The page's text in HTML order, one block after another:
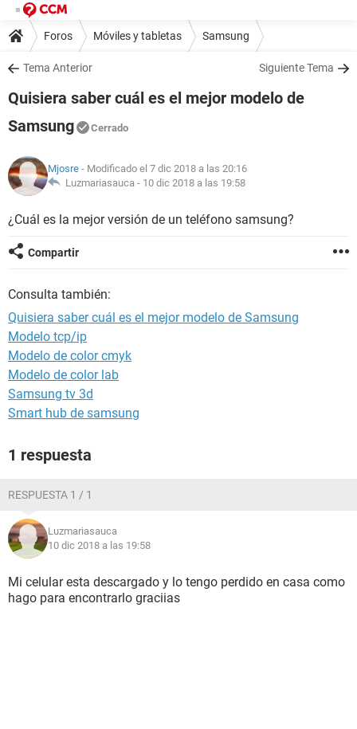
Foros Móviles y tabletas Samsung
Tema Anterior Siguiente Tema
Quisiera saber cuál es el mejor modelo de
Samsung
Cerrado
Mjosre - Modificado el 7 dic 2018 a las 20:16
Luzmariasauca - 10 dic 2018 a las 19:58
¿Cuál es la mejor versión de un teléfono samsung?
Compartir
Consulta también:
Quisiera saber cuál es el mejor modelo de Samsung
Modelo tcp/ip
Modelo de color cmyk
Modelo de color lab
Samsung tv 3d
Smart hub de samsung
1 respuesta
RESPUESTA 1 / 1
Luzmariasauca
10 dic 2018 a las 19:58
Mi celular esta descargado y lo tengo perdido en casa como
hago para encontrarlo graciias